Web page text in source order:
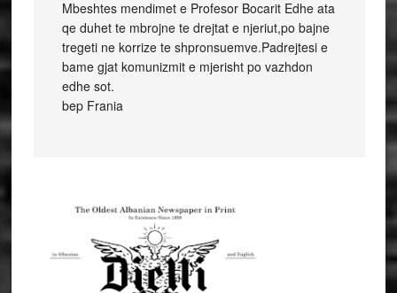
Mbeshtes mendimet e Profesor Bocarit Edhe ata
qe duhet te mbrojne te drejtat e njeriut,po bajne
tregeti ne korrize te shpronsuemve.Padrejtesi e
bame gjat komunizmit e mjerisht po vazhdon
edhe sot.
bep Frania